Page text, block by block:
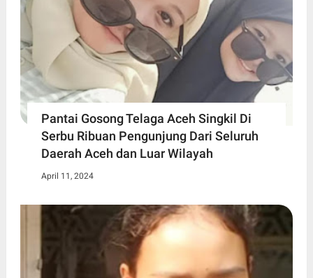
Pantai Gosong Telaga Aceh Singkil Di
Serbu Ribuan Pengunjung Dari Seluruh
Daerah Aceh dan Luar Wilayah
April 11, 2024